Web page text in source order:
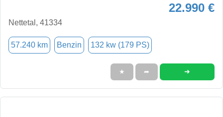
22.990 €
Nettetal, 41334
57.240 km Benzin 132 kw (179 PS)
★ ➦ ➜